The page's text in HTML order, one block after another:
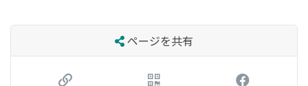
ページを共有